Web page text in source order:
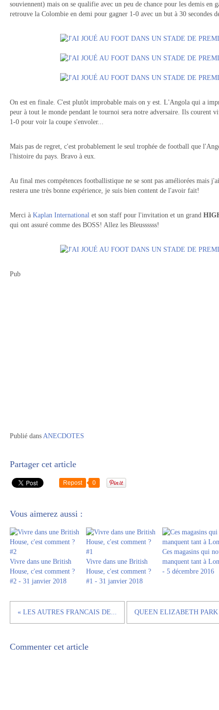
souviennent) mais on se qualifie avec un peu de chance pour les demis en
retrouve la Colombie en demi pour gagner 1-0 avec un but à 30 secondes
On est en finale. C'est plutôt improbable mais on y est. L'Angola qui a
peur à tout le monde pendant le tournoi sera notre adversaire. Ils courent
1-0 pour voir la coupe s'envoler...
Mais pas de regret, c'est probablement le seul trophée de football que
l'histoire du pays. Bravo à eux.
Au final mes compétences footballistique ne se sont pas améliorées mais
restera une très bonne expérience, je suis bien content de l'avoir fait!
Merci à Kaplan International et son staff pour l'invitation et un grand
qui ont assuré comme des BOSS! Allez les Bleussssss!
Pub
Publié dans ANECDOTES
Partager cet article
Repost 0
Vous aimerez aussi :
Vivre dans une British
House, c'est comment ?
#2 - 31 janvier 2018
Vivre dans une British
House, c'est comment ?
#1 - 31 janvier 2018
Ces magasins qui
manquent tant à
- 5 décembre 2016
« LES AUTRES FRANCAIS DE... QUEEN ELIZABETH PARK
Commenter cet article